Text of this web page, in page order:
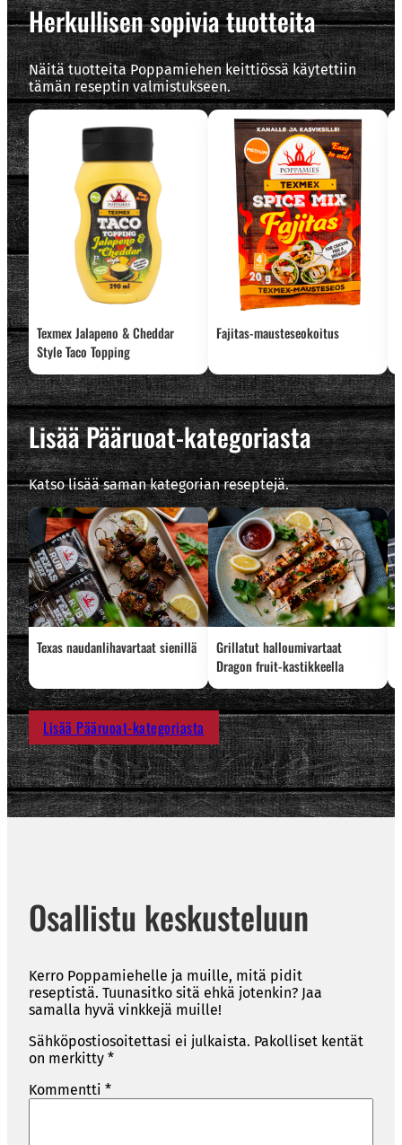
Herkullisen sopivia tuotteita
Näitä tuotteita Poppamiehen keittiössä käytettiin
tämän reseptin valmistukseen.
Texmex Jalapeno & Cheddar
Style Taco Topping
Fajitas-mausteseokoitus
Lisää Pääruoat-kategoriasta
Katso lisää saman kategorian reseptejä.
Texas naudanlihavartaat sienillä
Grillatut halloumivartaat
Dragon fruit-kastikkeella
Lisää Pääruoat-kategoriasta
Osallistu keskusteluun
Kerro Poppamiehelle ja muille, mitä pidit
reseptistä. Tuunasitko sitä ehkä jotenkin? Jaa
samalla hyvä vinkkejä muille!
Sähköpostiosoitettasi ei julkaista. Pakolliset kentät
on merkitty *
Kommentti *